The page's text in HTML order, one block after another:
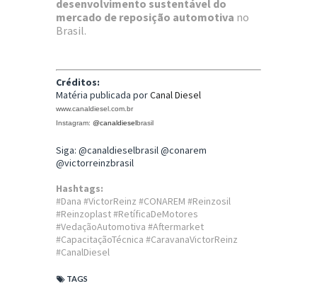
desenvolvimento sustentável do
mercado de reposição automotiva no
Brasil.
Créditos:
Matéria publicada porCanal Diesel
www.canaldiesel.com.br
Instagram: @canaldieselbrasil
Siga: @canaldieselbrasil @conarem
@victorreinzbrasil
Hashtags:
#Dana #VictorReinz #CONAREM #Reinzosil
#Reinzoplast #RetíficaDeMotores
#VedaçãoAutomotiva #Aftermarket
#CapacitaçãoTécnica #CaravanaVictorReinz
#CanalDiesel
TAGS